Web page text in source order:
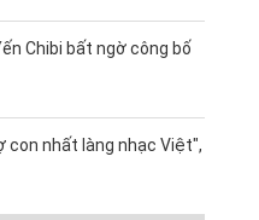
Chibi bất ngờ công bố
con nhất làng nhạc Việt",